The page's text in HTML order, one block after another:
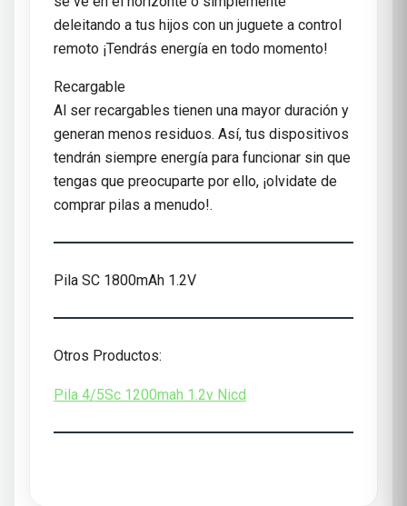
deleitando a tus hijos con un juguete a control
remoto ¡Tendrás energía en todo momento!
Recargable
Al ser recargables tienen una mayor duración y
generan menos residuos. Así, tus dispositivos
tendrán siempre energía para funcionar sin que
tengas que preocuparte por ello, ¡olvidate de
comprar pilas a menudo!.
Pila SC 1800mAh 1.2V
Otros Productos:
Pila 4/5Sc 1200mah 1.2v Nicd